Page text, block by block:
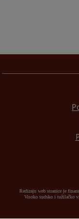
Redizajn web stranice je
Visoko sudsko i tužilačko